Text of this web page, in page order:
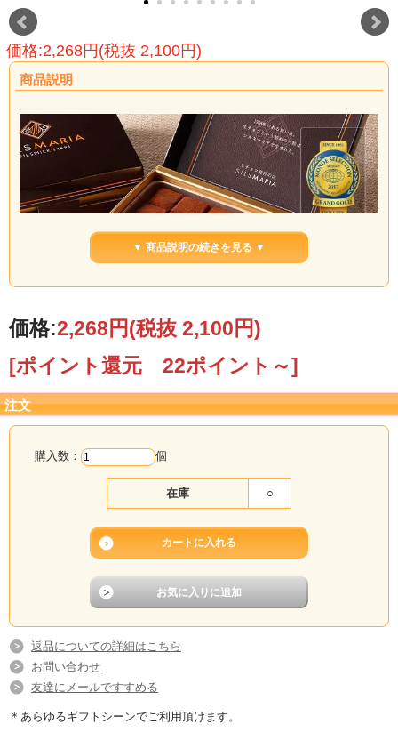
価格:2,268円(税抜 2,100円)
商品説明
ート味と舌にまとわりつきながら滑らかに溶けていく生チョコレートです。
生チョコレート発祥の店「シルス
品！
ココアバターとカカオマスを職人の技
で巧みに練り混ぜ、こだわりの厳選素
ルクチョコレート。
派生チョコレート。
▼ 商品説明の続きを見る ▼
価格:2,268円(税抜 2,100円)
[ポイント還元 22ポイント～]
注文
購入数： 個
在庫 ○
返品についての詳細はこちら
お問い合わせ
友達にメールですすめる
＊あらゆるギフトシーンでご利用頂けます。